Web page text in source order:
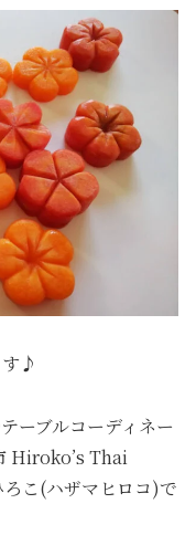
す♪
ーブルコーディネー
Hiroko’s Thai
こ(ハザマヒロコ)で